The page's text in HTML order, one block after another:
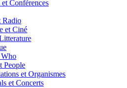
et Conférences
Radio
et Ciné
People
et Organismes
et Concerts